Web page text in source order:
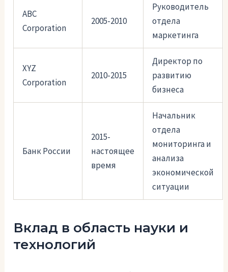
ABC
Corporation
2005-2010
Руководитель
отдела
маркетинга
XYZ
Corporation
2010-2015
Директор по
развитию
бизнеса
Банк России
2015-
настоящее
время
Начальник
отдела
мониторинга и
анализа
экономической
ситуации
Вклад в область науки и
технологий